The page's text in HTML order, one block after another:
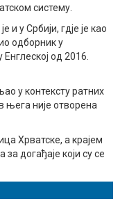
систему.
и у Србији, гдје је као
одборник у
од 2016.
у контексту ратних
њега није отворена
Хрватске, а крајем
догађаје који су се